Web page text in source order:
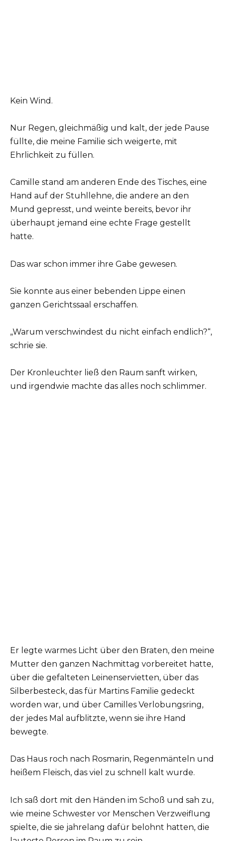
Kein Wind.
Nur Regen, gleichmäßig und kalt, der jede Pause
füllte, die meine Familie sich weigerte, mit
Ehrlichkeit zu füllen.
Camille stand am anderen Ende des Tisches, eine
Hand auf der Stuhllehne, die andere an den
Mund gepresst, und weinte bereits, bevor ihr
überhaupt jemand eine echte Frage gestellt
hatte.
Das war schon immer ihre Gabe gewesen.
Sie konnte aus einer bebenden Lippe einen
ganzen Gerichtssaal erschaffen.
„Warum verschwindest du nicht einfach endlich?“,
schrie sie.
Der Kronleuchter ließ den Raum sanft wirken,
und irgendwie machte das alles noch schlimmer.
Er legte warmes Licht über den Braten, den meine
Mutter den ganzen Nachmittag vorbereitet hatte,
über die gefalteten Leinenservietten, über das
Silberbesteck, das für Martins Familie gedeckt
worden war, und über Camilles Verlobungsring,
der jedes Mal aufblitzte, wenn sie ihre Hand
bewegte.
Das Haus roch nach Rosmarin, Regenmänteln und
heißem Fleisch, das viel zu schnell kalt wurde.
Ich saß dort mit den Händen im Schoß und sah zu,
wie meine Schwester vor Menschen Verzweiflung
spielte, die sie jahrelang dafür belohnt hatten, die